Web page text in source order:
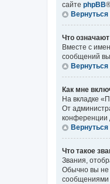
сайте phpBB
Что
Вместе с
сообщений вы
Как мне
На вкладке
От
конференции
Что такое
Звания,
Обычно вы не
сообщениями